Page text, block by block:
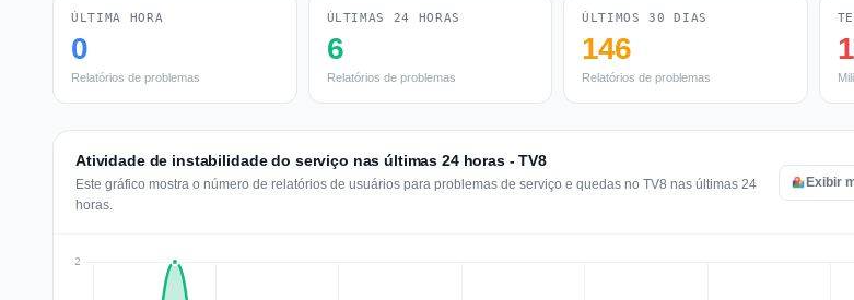
ÚLTIMA HORA
0
Relatórios de problemas
ÚLTIMAS 24 HORAS
6
Relatórios de problemas
ÚLTIMOS 30 DIAS
146
Relatórios de problemas
Atividade de instabilidade do serviço nas últimas 24 horas - TV8
Este gráfico mostra o número de relatórios de usuários para problemas de serviço e quedas no TV8 nas últimas 24
horas.
Exibir